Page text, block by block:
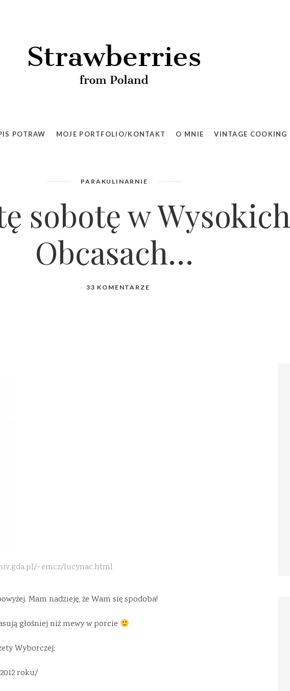
POTRAW MOJE PORTFOLIO/KONTAKT O MNIE VINTAGE COOKING
PARAKULINARNIE
sobotę w Wysokich
Obcasach…
33 KOMENTARZE
~emcz/lucynac.html
Mam nadzieję, że Wam się spodoba!
głośniej niż mewy w porcie
Wyborczej;
2012 roku/